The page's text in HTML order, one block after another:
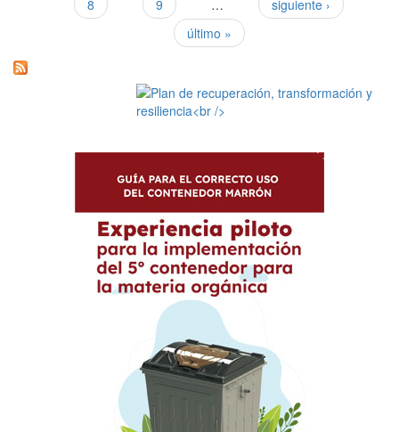
8
9 …
siguiente ›
último »